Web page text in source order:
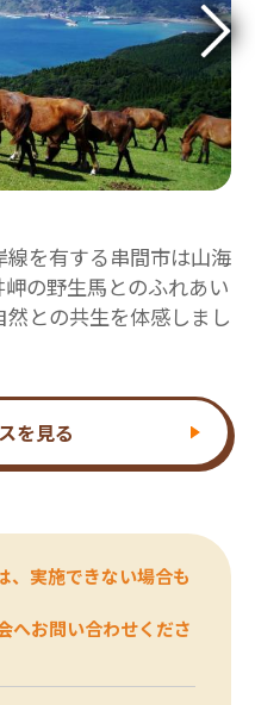
を有する串間市は山海
の野生馬とのふれあい
との共生を体感しまし
を見る
、実施できない場合も
へお問い合わせくださ